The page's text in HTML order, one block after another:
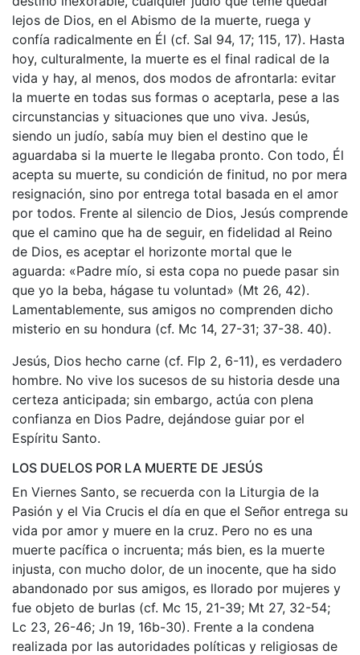
lejos de Dios, en el Abismo de la muerte, ruega y
confía radicalmente en Él (cf. Sal 94, 17; 115, 17). Hasta
hoy, culturalmente, la muerte es el final radical de la
vida y hay, al menos, dos modos de afrontarla: evitar
la muerte en todas sus formas o aceptarla, pese a las
circunstancias y situaciones que uno viva. Jesús,
siendo un judío, sabía muy bien el destino que le
aguardaba si la muerte le llegaba pronto. Con todo, Él
acepta su muerte, su condición de finitud, no por mera
resignación, sino por entrega total basada en el amor
por todos. Frente al silencio de Dios, Jesús comprende
que el camino que ha de seguir, en fidelidad al Reino
de Dios, es aceptar el horizonte mortal que le
aguarda: «Padre mío, si esta copa no puede pasar sin
que yo la beba, hágase tu voluntad» (Mt 26, 42).
Lamentablemente, sus amigos no comprenden dicho
misterio en su hondura (cf. Mc 14, 27-31; 37-38. 40).
Jesús, Dios hecho carne (cf. Flp 2, 6-11), es verdadero
hombre. No vive los sucesos de su historia desde una
certeza anticipada; sin embargo, actúa con plena
confianza en Dios Padre, dejándose guiar por el
Espíritu Santo.
LOS DUELOS POR LA MUERTE DE JESÚS
En Viernes Santo, se recuerda con la Liturgia de la
Pasión y el Via Crucis el día en que el Señor entrega su
vida por amor y muere en la cruz. Pero no es una
muerte pacífica o incruenta; más bien, es la muerte
injusta, con mucho dolor, de un inocente, que ha sido
abandonado por sus amigos, es llorado por mujeres y
fue objeto de burlas (cf. Mc 15, 21-39; Mt 27, 32-54;
Lc 23, 26-46; Jn 19, 16b-30). Frente a la condena
realizada por las autoridades políticas y religiosas de